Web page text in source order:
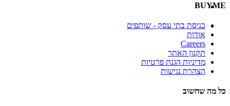
BUYME
כניסת בתי עסק - שותפים
אודות
Careers
תקנון האתר
מדיניות הגנת פרטיות
הצהרת נגישות
כל מה שחשוב